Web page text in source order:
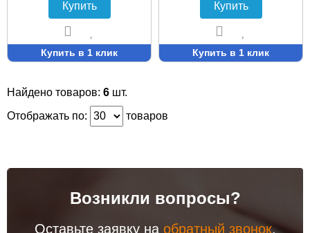
Купить
Купить в 1 клик
Купить
Купить в 1 клик
Найдено товаров: 6 шт.
Отображать по:
товаров
Возникли вопросы?
Оставьте заявку на обратный звонок.